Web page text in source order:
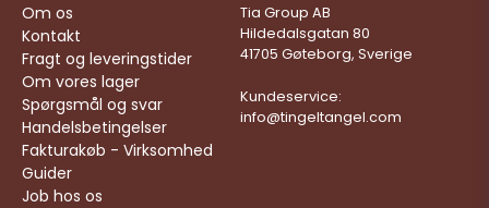
Om os
Kontakt
Fragt og leveringstider
Om vores lager
Spørgsmål og svar
Handelsbetingelser
Fakturakøb - Virksomhed
Guider
Job hos os
Tia Group AB
Hildedalsgatan 80
41705 Gøteborg, Sverige
Kundeservice:
info@tingeltangel.com